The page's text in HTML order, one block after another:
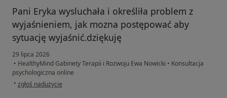
Pani Eryka wysluchała i określiła problem z
wyjaśnieniem, jak mozna postępować aby
sytuację wyjaśnić.dziękuję
29 lipca 2026
• HealthyMind Gabinety Terapii i Rozwoju Ewa Nowicki • Konsultacja
psychologiczna online
• w opinii użytkownika Aleksandra
zgłoś nadużycie